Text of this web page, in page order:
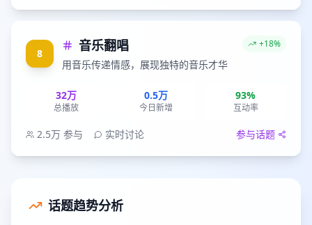
8 音乐翻唱
用音乐传递情感，展现独特的音乐才华
+18%
32万
总播放
0.5万
今日新增
93%
互动率
2.5万 参与 实时讨论 参与话题
话题趋势分析